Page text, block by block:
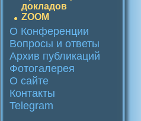
докладов
ZOOM
О Конференции
Вопросы и ответы
Архив публикаций
Фотогалерея
О сайте
Контакты
Telegram